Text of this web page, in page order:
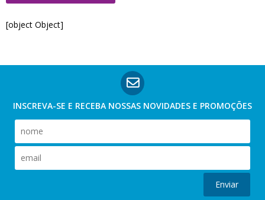
[object Object]
INSCREVA-SE E RECEBA NOSSAS NOVIDADES E PROMOÇÕES
Enviar